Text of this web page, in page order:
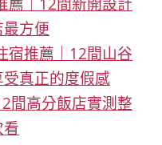
方便
宿推薦｜12間山谷
真正的度假感
間高分飯店實測整